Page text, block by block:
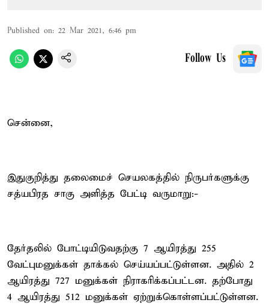
Published on: 22 Mar 2021, 6:46 pm
Follow Us
சென்னை,
இதுகுறித்து தலைமைச் செயலகத்தில் நிருபர்களுக்கு
சத்யபிரத சாகு அளித்த பேட்டி வருமாறு:-
தேர்தலில் போட்டியிடுவதற்கு 7 ஆயிரத்து 255
வேட்புமனுக்கள் தாக்கல் செய்யப்பட்டுள்ளன. அதில் 2
ஆயிரத்து 727 மனுக்கள் நிராகரிக்கப்பட்டன. தற்போது
4 ஆயிரத்து 512 மனுக்கள் ஏற்றுக்கொள்ளப்பட்டுள்ளன.